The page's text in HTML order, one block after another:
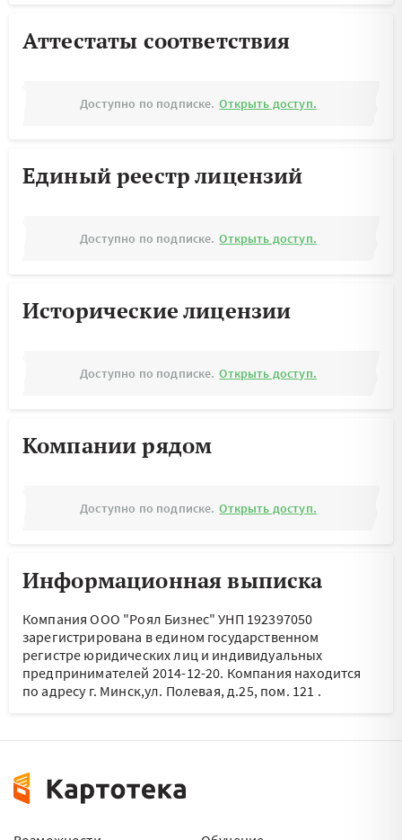
Аттестаты соответствия
Доступно по подписке. Открыть доступ.
Единый реестр лицензий
Доступно по подписке. Открыть доступ.
Исторические лицензии
Доступно по подписке. Открыть доступ.
Компании рядом
Доступно по подписке. Открыть доступ.
Информационная выписка
Компания ООО "Роял Бизнес" УНП 192397050
зарегистрирована в едином государственном
регистре юридических лиц и индивидуальных
предпринимателей 2014-12-20. Компания находится
по адресу г. Минск,ул. Полевая, д.25, пом. 121 .